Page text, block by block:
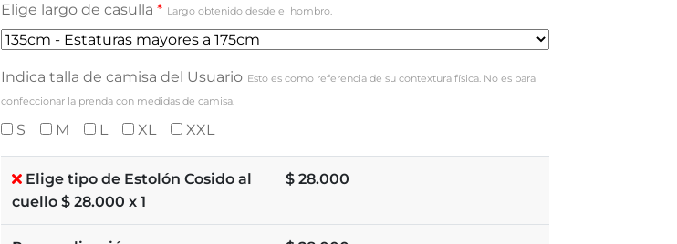
Elige largo de casulla * Largo obtenido desde el hombro.
Indica talla de camisa del Usuario Esto es como referencia de su contextura física. No es para
confeccionar la prenda con medidas de camisa.
S M L XL XXL
Elige tipo de Estolón Cosido al
cuello $ 28.000 x 1
$ 28.000